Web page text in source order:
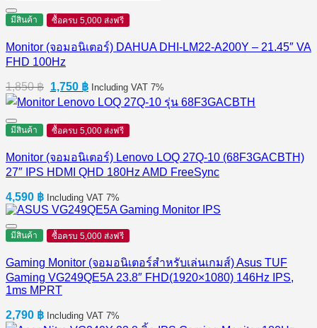
2,990 ฿.2,550 ฿.
มีสินค้า ซื้อครบ 5,000 ส่งฟรี
Monitor (จอมอนิเตอร์) DAHUA DHI-LM22-A200Y – 21.45″ VA
FHD 100Hz
1,850฿ Original
price
was:
1,850 ฿.
1,750 ฿Current
price
is:
1,750 ฿.
Including VAT 7%
มีสินค้า ซื้อครบ 5,000 ส่งฟรี
Monitor (จอมอนิเตอร์) Lenovo LOQ 27Q-10 (68F3GACBTH)
27″ IPS HDMI QHD 180Hz AMD FreeSync
4,590 ฿ Including VAT 7%
มีสินค้า ซื้อครบ 5,000 ส่งฟรี
Gaming Monitor (จอมอนิเตอร์สำหรับเล่นเกมส์) Asus TUF
Gaming VG249QE5A 23.8″ FHD(1920×1080) 146Hz IPS,
1ms MPRT
2,790 ฿ Including VAT 7%